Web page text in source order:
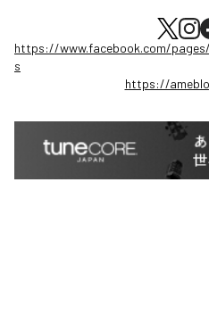
https://www.facebook.com/
s
https://